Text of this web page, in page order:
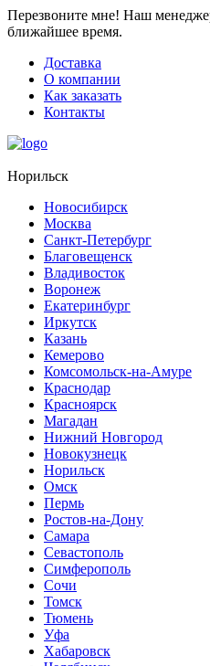
Перезвоните мне! Наш
ближайшее время.
Доставка
О компании
Как заказать
Контакты
Норильск
Новосибирск
Москва
Санкт-Петербург
Благовещенск
Владивосток
Воронеж
Екатеринбург
Иркутск
Казань
Кемерово
Комсомольск-на-Амуре
Краснодар
Красноярск
Магадан
Нижний Новгород
Новокузнецк
Норильск
Омск
Пермь
Ростов-на-Дону
Самара
Севастополь
Симферополь
Сочи
Томск
Тюмень
Уфа
Хабаровск